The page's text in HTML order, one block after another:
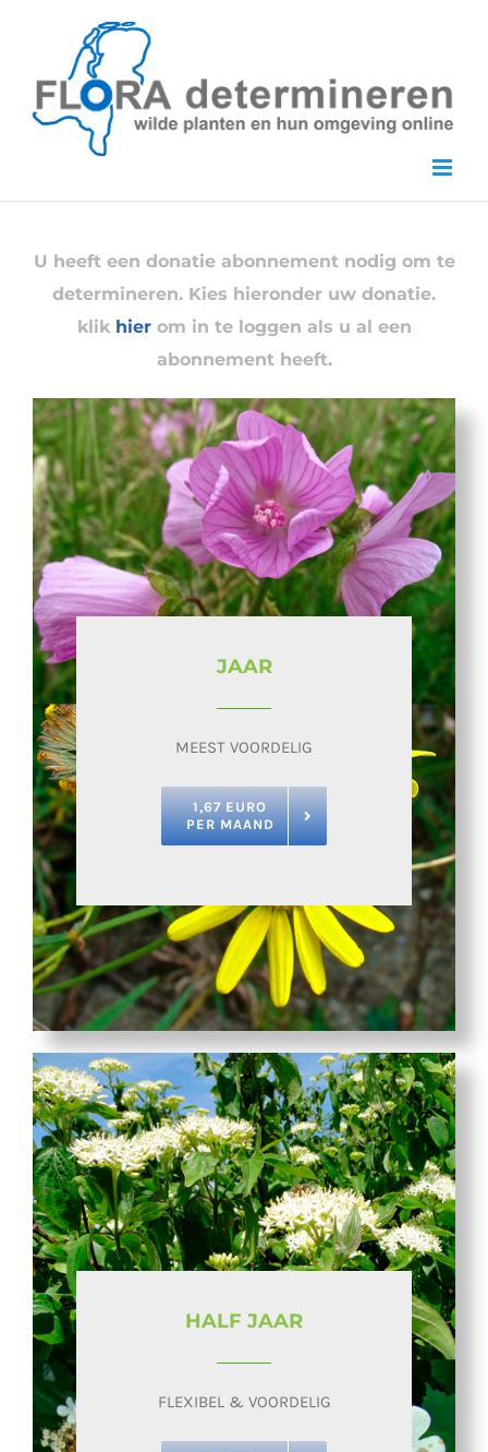
content
U heeft een donatie abonnement nodig om te
determineren. Kies hieronder uw donatie.
klik hierom in te loggen als u al een
abonnement heeft.
JAAR
MEEST VOORDELIG
1,67 EURO
PER MAAND
HALF JAAR
FLEXIBEL & VOORDELIG